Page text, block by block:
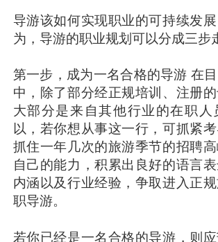
导游该如何实现职业的可持续发
为，导游的职业规划可以分成三步
第一步，成为一名合格的导游 在
中，除了部分经正规培训、注册的
大部分是来自其他行业的在职人
以，若你想从事这一行，可抓紧
抓住一年几次的旅游季节的招聘
自己的能力，积累出良好的语言
内涵以及行业经验，争取进入正
职导游。
若你已经是一名合格的导游，则